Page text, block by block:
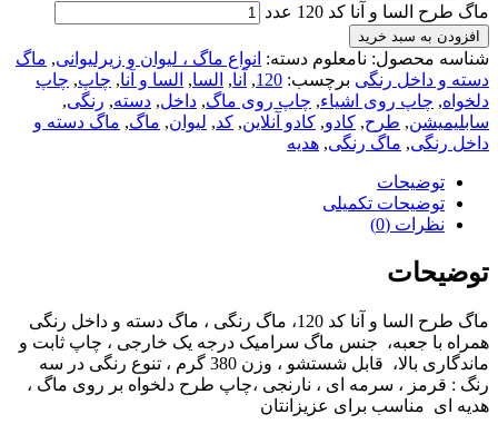
ماگ طرح السا و آنا کد 120 عدد
افزودن به سبد خرید
شناسه محصول: نامعلوم دسته: انواع ماگ ، لیوان و زیرلیوانی, ماگ
دسته و داخل رنگی برچسب: 120
, آنا, السا, السا و آنا, چاپ, چاپ
دلخواه, چاپ روی اشیاء, چاپ روی ماگ, داخل, دسته, رنگی,
سابلیمیشن, طرح, کادو, کادو آنلاین, کد, لیوان, ماگ, ماگ دسته و
داخل رنگی, ماگ رنگی, هدیه
توضیحات
توضیحات تکمیلی
نظرات (0)
توضیحات
ماگ طرح السا و آنا کد 120، ماگ رنگی ، ماگ دسته و داخل رنگی
همراه با جعبه، جنس ماگ سرامیک درجه یک خارجی ، چاپ ثابت و
ماندگاری بالا، قابل شستشو ، وزن 380 گرم ، تنوع رنگی در سه
رنگ : قرمز ، سرمه ای ، نارنجی ،چاپ طرح دلخواه بر روی ماگ ،
هدیه ای مناسب برای عزیزانتان